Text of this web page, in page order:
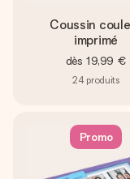
Coussin
imprimé
dès 19,99 €
24 produits
Promo